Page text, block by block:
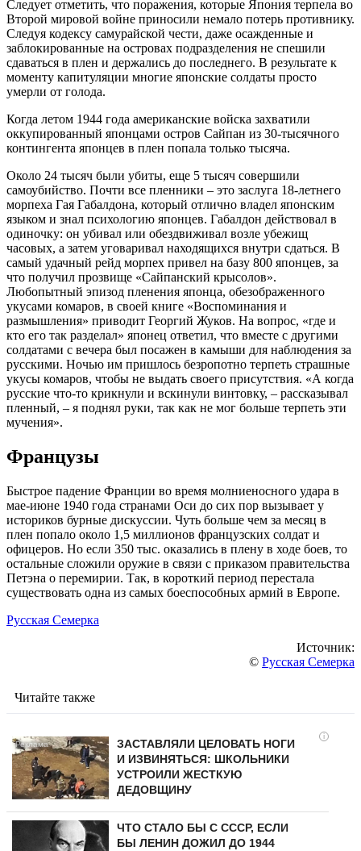
Следует отметить, что поражения, которые Япония терпела во
Второй мировой войне приносили немало потерь противнику.
Следуя кодексу самурайской чести, даже осажденные и
заблокированные на островах подразделения не спешили
сдаваться в плен и держались до последнего. В результате к
моменту капитуляции многие японские солдаты просто
умерли от голода.
Когда летом 1944 года американские войска захватили
оккупированный японцами остров Сайпан из 30-тысячного
контингента японцев в плен попала только тысяча.
Около 24 тысяч были убиты, еще 5 тысяч совершили
самоубийство. Почти все пленники – это заслуга 18-летнего
морпеха Гая Габалдона, который отлично владел японским
языком и знал психологию японцев. Габалдон действовал в
одиночку: он убивал или обездвиживал возле убежищ
часовых, а затем уговаривал находящихся внутри сдаться. В
самый удачный рейд морпех привел на базу 800 японцев, за
что получил прозвище «Сайпанский крысолов».
Любопытный эпизод пленения японца, обезображенного
укусами комаров, в своей книге «Воспоминания и
размышления» приводит Георгий Жуков. На вопрос, «где и
кто его так разделал» японец ответил, что вместе с другими
солдатами с вечера был посажен в камыши для наблюдения за
русскими. Ночью им пришлось безропотно терпеть страшные
укусы комаров, чтобы не выдать своего присутствия. «А когда
русские что-то крикнули и вскинули винтовку, – рассказывал
пленный, – я поднял руки, так как не мог больше терпеть эти
мучения».
Французы
Быстрое падение Франции во время молниеносного удара в
мае-июне 1940 года странами Оси до сих пор вызывает у
историков бурные дискуссии. Чуть больше чем за месяц в
плен попало около 1,5 миллионов французских солдат и
офицеров. Но если 350 тыс. оказались в плену в ходе боев, то
остальные сложили оружие в связи с приказом правительства
Петэна о перемирии. Так, в короткий период перестала
существовать одна из самых боеспособных армий в Европе.
Русская Семерка
Источник:
© Русская Семерка
Читайте также
i
ЗАСТАВЛЯЛИ ЦЕЛОВАТЬ НОГИ
И ИЗВИНЯТЬСЯ: ШКОЛЬНИКИ
УСТРОИЛИ ЖЕСТКУЮ
ДЕДОВЩИНУ
ЧТО СТАЛО БЫ С СССР, ЕСЛИ
БЫ ЛЕНИН ДОЖИЛ ДО 1944